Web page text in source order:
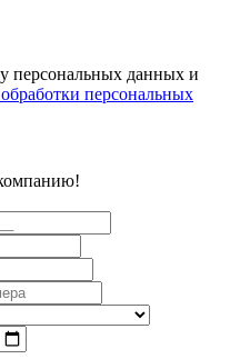
персональных данных и
персональных